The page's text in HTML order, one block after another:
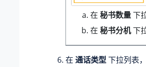
在 秘书数量下
在 秘书分机下
在 通话类型下拉列表